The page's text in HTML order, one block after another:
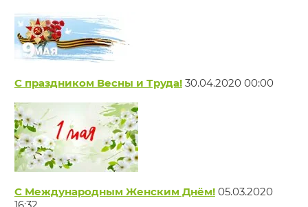
С праздником Весны и Труда!30.04.2020 00:00
С Международным Женским Днём!05.03.2020